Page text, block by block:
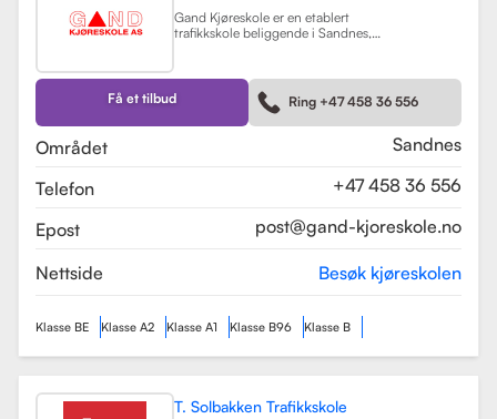
Gand Kjøreskole er en etablert
trafikkskole beliggende i Sandnes,
kjøretøyklasser. Skolen har
spesialisert seg på opplæring for
personbiler, både med manuell og
automatgir, samt motorsykler (klasse
Få et tilbud Ring +47 458 36 556
Området
Sandnes
Telefon
+47 458 36 556
Epost
post@gand-kjoreskole.no
Nettside Besøk kjøreskolen
Klasse BE Klasse A2 Klasse A1 Klasse B96 Klasse B
T. Solbakken Trafikkskole